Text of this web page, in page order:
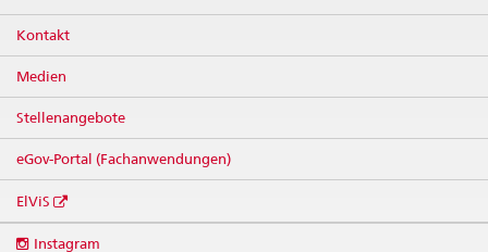
Kontakt
Medien
Stellenangebote
eGov-Portal (Fachanwendungen)
ElViS
Instagram